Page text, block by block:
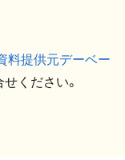
料提供元デーベー
ください。